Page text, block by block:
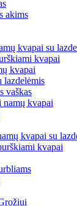
akims
kvapai su
kvapai
kvapai
lazdelėmis
vaškas
namų kvapai
kvapai su
kvapai